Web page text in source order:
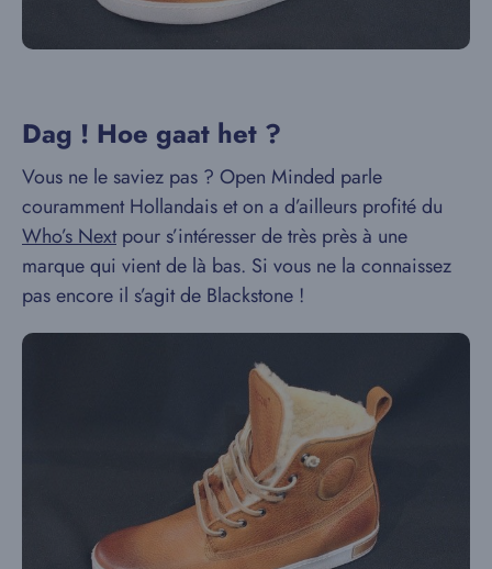
Dag ! Hoe gaat het ?
Vous ne le saviez pas ? Open Minded parle
couramment Hollandais et on a d’ailleurs profité du
Who’s Nextpour s’intéresser de très près à une
marque qui vient de là bas. Si vous ne la connaissez
pas encore il s’agit de Blackstone !